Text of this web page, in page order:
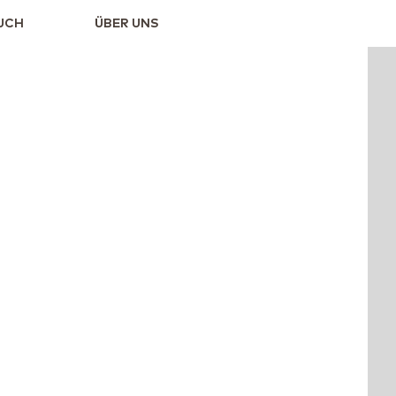
ÜBER UNS